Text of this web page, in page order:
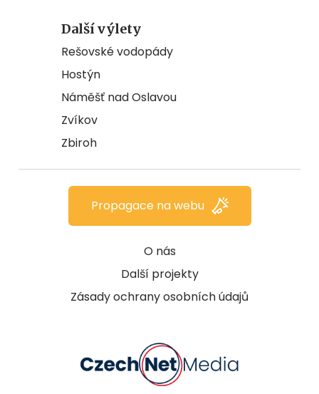
Další výlety
Rešovské vodopády
Hostýn
Náměšť nad Oslavou
Zvíkov
Zbiroh
O nás
Další projekty
Zásady ochrany osobních údajů
Propagace na webu